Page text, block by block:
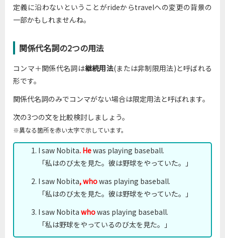
定義に沿わないということがrideからtravelへの変更の背景の
一部かもしれませんね。
関係代名詞の2つの用法
コンマ＋関係代名詞は継続用法(または非制限用法)と呼ばれる
形です。
関係代名詞のみでコンマがない場合は限定用法と呼ばれます。
次の3つの文を比較検討しましょう。
※異なる箇所を赤い太字で示しています。
I saw Nobita. Hewas playing baseball.
「私はのび太を見た。彼は野球をやっていた。」
I saw Nobita, whowas playing baseball.
「私はのび太を見た。彼は野球をやっていた。」
I saw Nobitawhowas playing baseball.
「私は野球をやっているのび太を見た。」